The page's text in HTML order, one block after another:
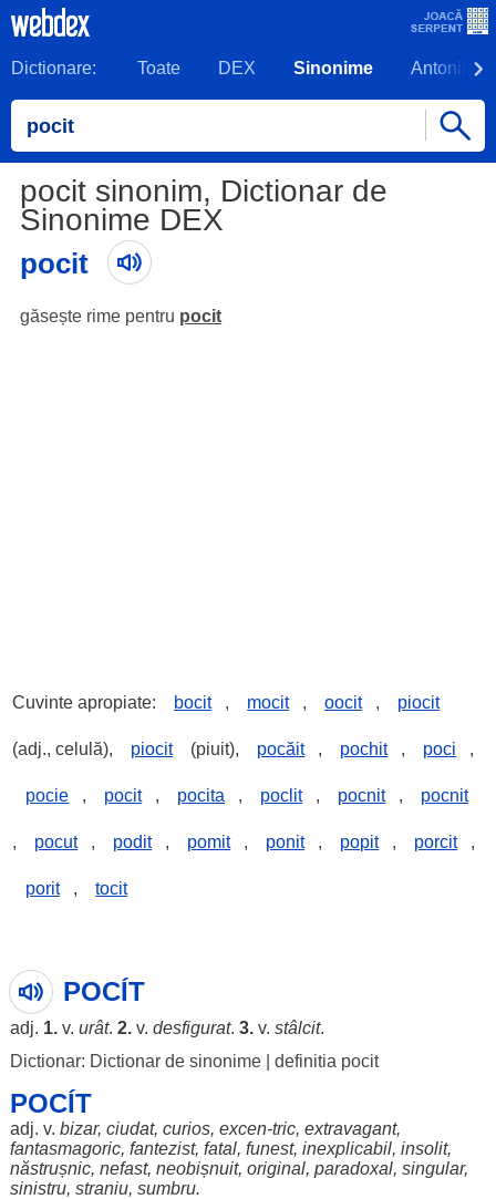
Dictionare: Toate DEX Sinonime Antonime
pocit sinonim, Dictionar de
Sinonime DEX
pocit
găsește rime pentru pocit
Cuvinte apropiate: bocit , mocit , oocit , piocit
(adj., celulă), piocit (piuit), pocăit , pochit , poci ,
pocie , pocit , pocita , poclit , pocnit , pocnit
, pocut , podit , pomit , ponit , popit , porcit ,
porit , tocit
POCÍT
adj. 1.v. urât. 2.v. desfigurat. 3.v. stâlcit.
Dictionar: Dictionar de sinonime| definitia pocit
POCÍT
adj. v. bizar, ciudat, curios, excen-tric, extravagant,
fantasmagoric, fantezist, fatal, funest, inexplicabil, insolit,
năstrușnic, nefast, neobișnuit, original, paradoxal, singular,
sinistru, straniu, sumbru.